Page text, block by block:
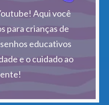
Aqui você
para crianças de
educativos
e o cuidado ao